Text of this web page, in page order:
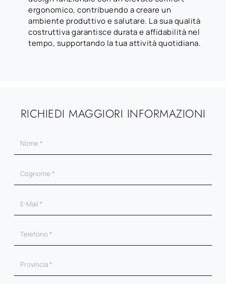
ergonomico, contribuendo a creare un
ambiente produttivo e salutare. La sua qualità
costruttiva garantisce durata e affidabilità nel
tempo, supportando la tua attività quotidiana.
RICHIEDI MAGGIORI INFORMAZIONI